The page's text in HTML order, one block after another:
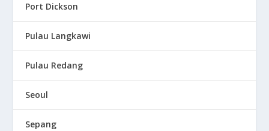
Port Dickson
Pulau Langkawi
Pulau Redang
Seoul
Sepang